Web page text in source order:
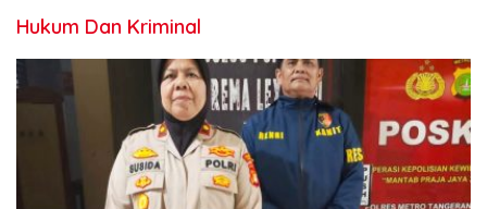
Hukum Dan Kriminal